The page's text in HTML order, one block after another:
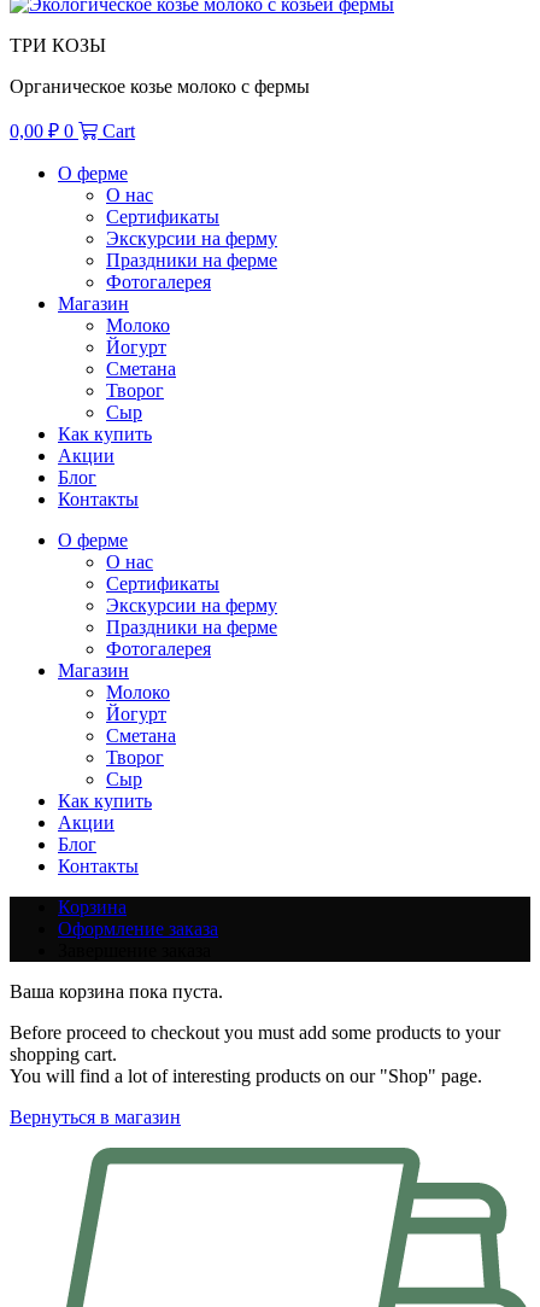
ТРИ КОЗЫ
Органическое козье молоко с фермы
0,00 ₽ 0 Cart
О ферме
О нас
Сертификаты
Экскурсии на ферму
Праздники на ферме
Фотогалерея
Магазин
Молоко
Йогурт
Сметана
Творог
Сыр
Как купить
Акции
Блог
Контакты
О ферме
О нас
Сертификаты
Экскурсии на ферму
Праздники на ферме
Фотогалерея
Магазин
Молоко
Йогурт
Сметана
Творог
Сыр
Как купить
Акции
Блог
Контакты
Корзина
Оформление заказа
Ваша корзина пока пуста.
Before proceed to checkout you must add some products to your
shopping cart.
You will find a lot of interesting products on our "Shop" page.
Вернуться в магазин